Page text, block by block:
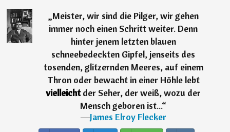
„Meister, wir sind die Pilger, wir gehen
immer noch einen Schritt weiter. Denn
hinter jenem letzten blauen
schneebedeckten Gipfel, jenseits des
tosenden, glitzernden Meeres, auf einem
Thron oder bewacht in einer Höhle lebt
vielleichtder Seher, der weiß, wozu der
Mensch geboren ist...“
―James Elroy Flecker